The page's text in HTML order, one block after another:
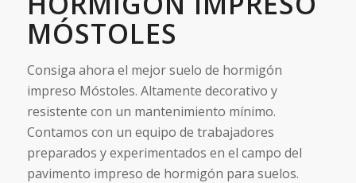
MÓSTOLES
Consiga ahora el mejor suelo de hormigón
impreso Móstoles. Altamente decorativo y
resistente con un mantenimiento mínimo.
Contamos con un equipo de trabajadores
preparados y experimentados en el campo del
pavimento impreso de hormigón para suelos.